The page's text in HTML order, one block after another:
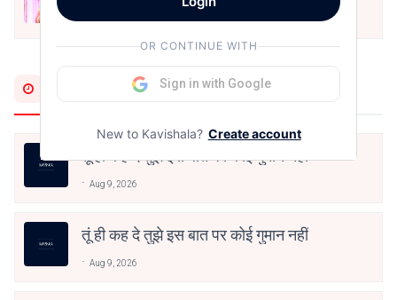
अनामिका अम्बर जैन
Dec 24, 2021
Most Recent
तूं ही कह दे तुझे इस बात पर कोई गुमान नहीं
Aug 9, 2026
तूं ही कह दे तुझे इस बात पर कोई गुमान नहीं
Aug 9, 2026
OR CONTINUE WITH
Sign in with Google
New to Kavishala? Create account